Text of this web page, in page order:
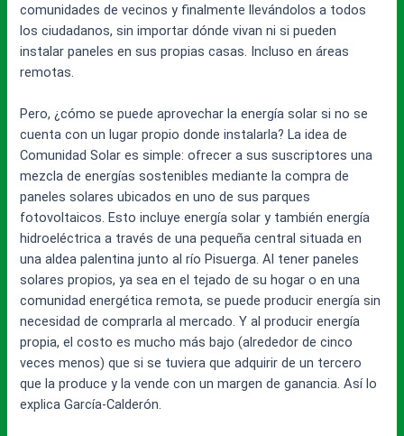
comunidades de vecinos y finalmente llevándolos a todos
los ciudadanos, sin importar dónde vivan ni si pueden
instalar paneles en sus propias casas. Incluso en áreas
remotas.
Pero, ¿cómo se puede aprovechar la energía solar si no se
cuenta con un lugar propio donde instalarla? La idea de
Comunidad Solar es simple: ofrecer a sus suscriptores una
mezcla de energías sostenibles mediante la compra de
paneles solares ubicados en uno de sus parques
fotovoltaicos. Esto incluye energía solar y también energía
hidroeléctrica a través de una pequeña central situada en
una aldea palentina junto al río Pisuerga. Al tener paneles
solares propios, ya sea en el tejado de su hogar o en una
comunidad energética remota, se puede producir energía sin
necesidad de comprarla al mercado. Y al producir energía
propia, el costo es mucho más bajo (alrededor de cinco
veces menos) que si se tuviera que adquirir de un tercero
que la produce y la vende con un margen de ganancia. Así lo
explica García-Calderón.